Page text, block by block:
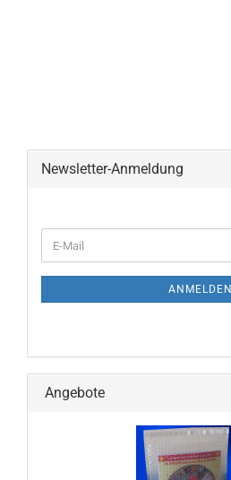
Newsletter-Anmeldung
ZUR
E-
Mail
ANMELDEN
Angebote